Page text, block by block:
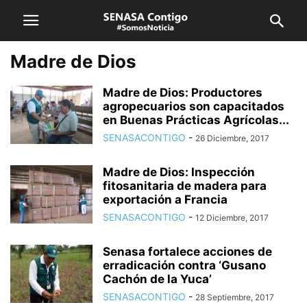
Madre de Dios
Madre de Dios: Productores
agropecuarios son capacitados
en Buenas Prácticas Agrícolas...
SENASACONTIGO - 26 Diciembre, 2017
Madre de Dios: Inspección
fitosanitaria de madera para
exportación a Francia
SENASACONTIGO - 12 Diciembre, 2017
Senasa fortalece acciones de
erradicación contra ‘Gusano
Cachón de la Yuca’
SENASACONTIGO - 28 Septiembre, 2017